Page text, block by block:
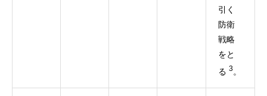
引く
防衛
戦略
をと
る 3。